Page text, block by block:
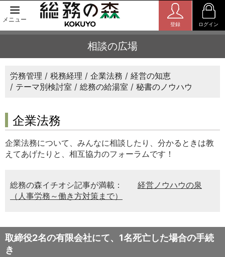
メニュー
登録 ログイン
相談の広場
労務管理 税務経理 企業法務
経営の知恵
テーマ別検討室
総務の給湯室 秘書のノウハウ
企業法務
企業法務について、みんなに相談したり、分かるときは教
えてあげたりと、相互協力のフォーラムです！
総務の森イチオシ記事が満載：
経営ノウハウの泉
（人事労務～働き方対策まで）
取締役2名の有限会社にて、1名死亡した場合の手続
き